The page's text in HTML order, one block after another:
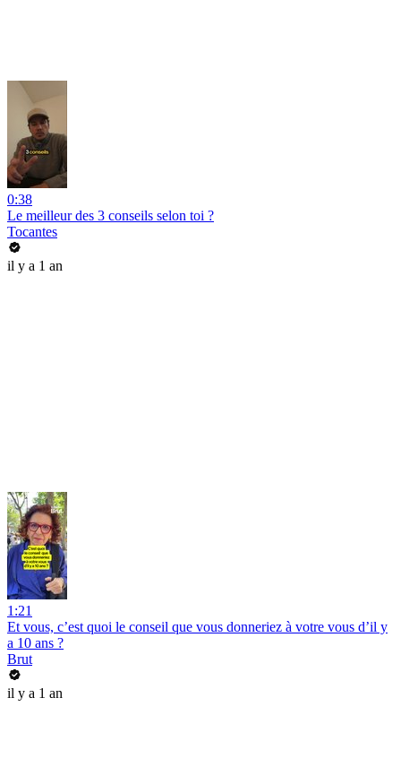
0:38
Le meilleur des 3 conseils selon toi ?
Tocantes
il y a 1 an
1:21
Et vous, c’est quoi le conseil que vous donneriez à votre vous d’il y
a 10 ans ?
Brut
il y a 1 an